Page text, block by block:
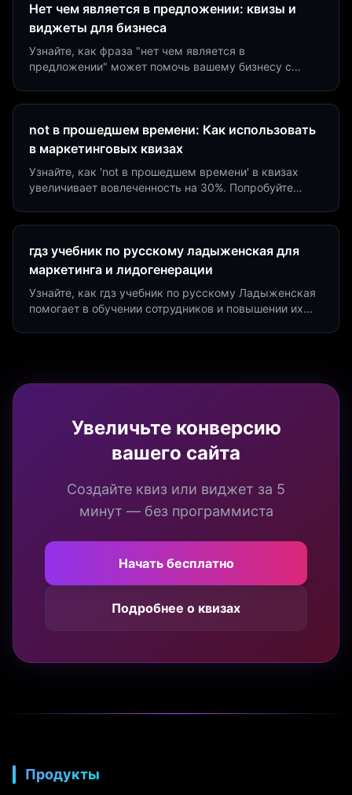
Нет чем является в предложении: квизы и
виджеты для бизнеса
Узнайте, как фраза "нет чем является в
предложении" может помочь вашему бизнесу с
not в прошедшем времени: Как использовать
в маркетинговых квизах
Узнайте, как 'not в прошедшем времени' в квизах
увеличивает вовлеченность на 30%. Попробуйте
гдз учебник по русскому ладыженская для
маркетинга и лидогенерации
Узнайте, как гдз учебник по русскому Ладыженская
помогает в обучении сотрудников и повышении их
Увеличьте конверсию
вашего сайта
Создайте квиз или виджет за 5
минут — без программиста
Начать бесплатно
Подробнее о квизах
Продукты